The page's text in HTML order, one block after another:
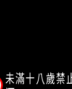
未滿十八歲禁